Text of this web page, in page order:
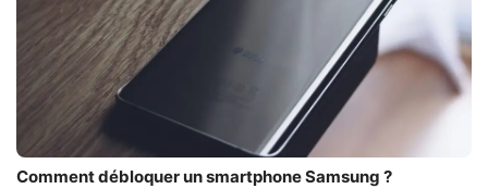
Comment débloquer un smartphone Samsung ?